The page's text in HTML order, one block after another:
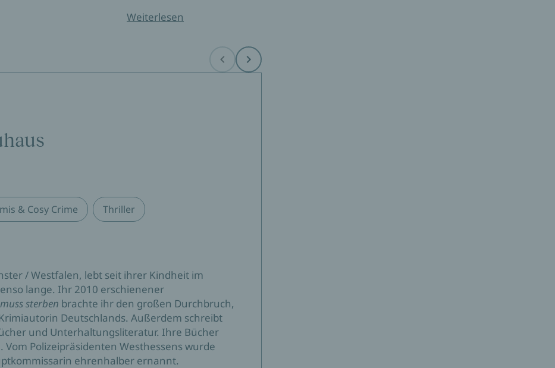
Weiterlesen
Before Next
& Cosy Crime Thriller
/ Westfalen, lebt seit ihrer Kindheit im
lange. Ihr 2010 erschienener
sterben brachte ihr den großen Durchbruch,
Deutschlands. Außerdem schreibt
und Unterhaltungsliteratur. Ihre Bücher
Polizeipräsidenten Westhessens wurde
ehrenhalber ernannt.